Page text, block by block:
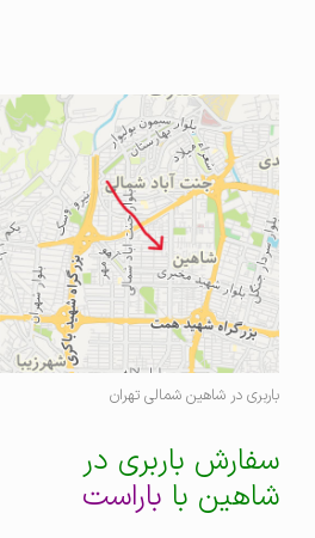
باربری در شاهین شمالی تهران
سفارش باربری در
شاهین با باراست